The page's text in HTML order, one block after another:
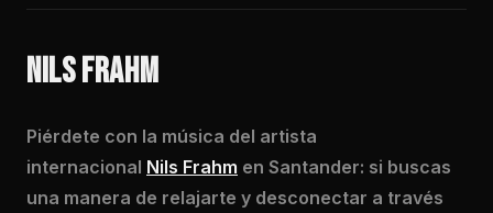
NILS FRAHM
Piérdete con la música del artista
internacional Nils Frahm en Santander: si buscas
una manera de relajarte y desconectar a través